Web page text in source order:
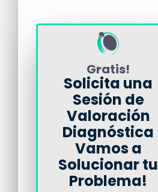
Gratis!
Solicita una
Sesión de
Valoración
Diagnóstica
Vamos a
Solucionar tu
Problema!